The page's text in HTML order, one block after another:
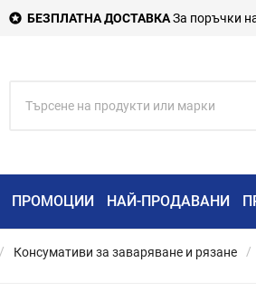
 БЕЗПЛАТНА ДОСТАВКАЗа поръчки
ПРОМОЦИИ НАЙ-ПРОДАВАНИ
Консумативи за заваряване и рязане